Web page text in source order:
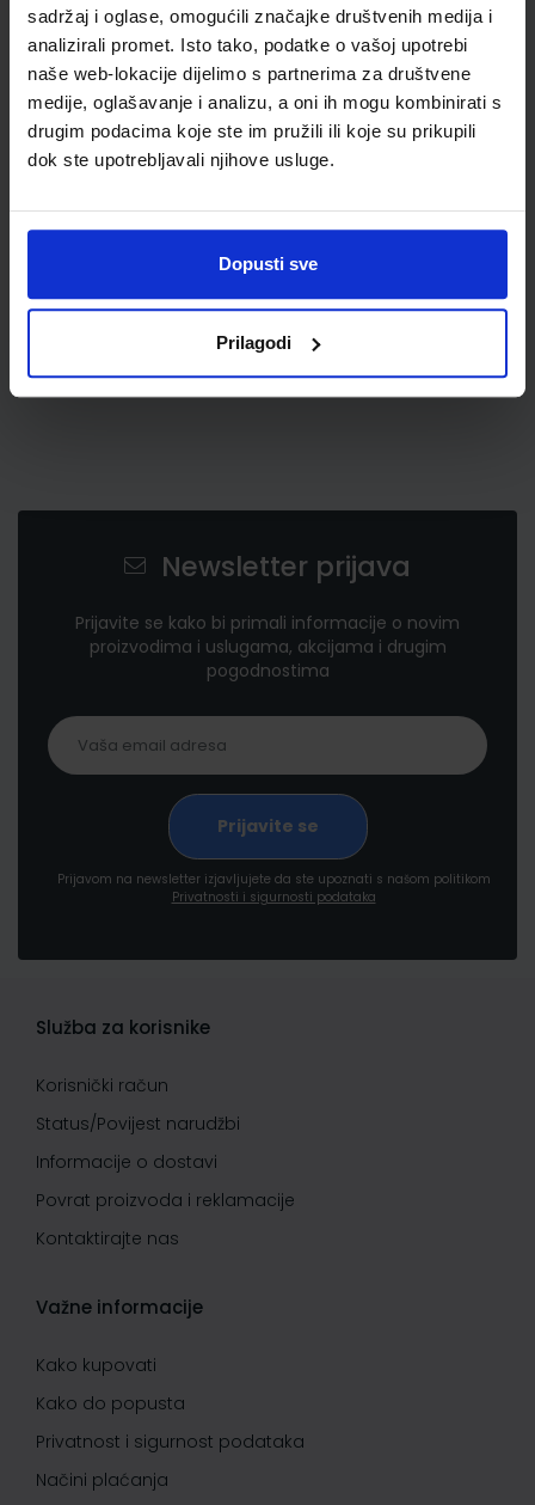
sadržaj i oglase, omogućili značajke društvenih medija i
analizirali promet. Isto tako, podatke o vašoj upotrebi
naše web-lokacije dijelimo s partnerima za društvene
medije, oglašavanje i analizu, a oni ih mogu kombinirati s
drugim podacima koje ste im pružili ili koje su prikupili
dok ste upotrebljavali njihove usluge.
Dopusti sve
Prilagodi
Newsletter prijava
Prijavite se kako bi primali informacije o novim
proizvodima i uslugama, akcijama i drugim
pogodnostima
Prijavom na newsletter izjavljujete da ste upoznati s našom politikom
Privatnosti i sigurnosti podataka
Služba za korisnike
Korisnički račun
Status/Povijest narudžbi
Informacije o dostavi
Povrat proizvoda i reklamacije
Kontaktirajte nas
Važne informacije
Kako kupovati
Kako do popusta
Privatnost i sigurnost podataka
Načini plaćanja